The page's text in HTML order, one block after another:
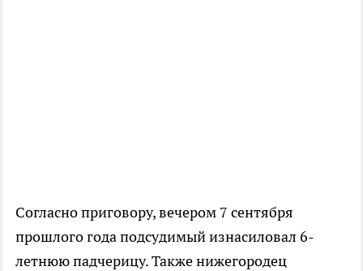
Согласно приговору, вечером 7 сентября
прошлого года подсудимый изнасиловал 6-
летнюю падчерицу. Также нижегородец